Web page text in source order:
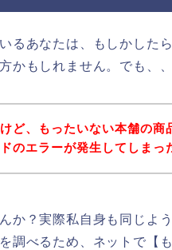
るあなたは、もしかした
かもしれません。でも、、
ど、もったいない本舗の商
のエラーが発生してしまっ
か？実際私自身も同じよ
調べるため、ネットで【